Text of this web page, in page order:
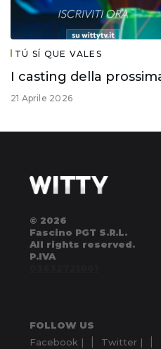
TÚ SÍ QUE VALES
21 Aprile 2026
© 2026
Fascino PGT S.R.L.
All rights reserved.
P.IVA
FOLLOW US
Facebook |
Twitter |